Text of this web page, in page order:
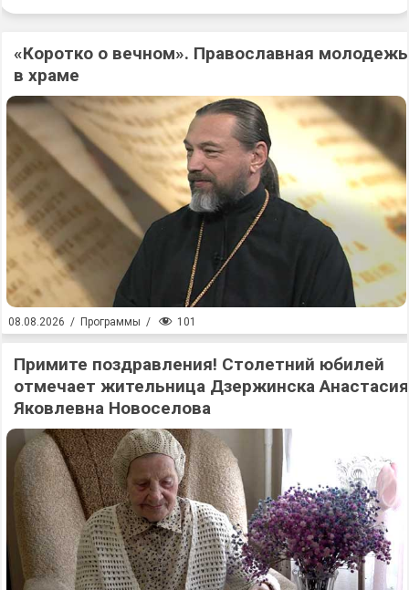
«Коротко о вечном». Православная молодежь
в храме
08.08.2026 / Программы / 101
Примите поздравления! Столетний юбилей
отмечает жительница Дзержинска Анастасия
Яковлевна Новоселова